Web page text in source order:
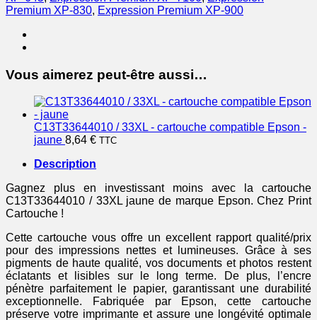
marque
Epson
-
jaune
Premium XP-830, Expression Premium XP-900
Vous aimerez peut-être aussi…
C13T33644010 / 33XL - cartouche compatible Epson -
jaune 8,64 € TTC
Description
Gagnez plus en investissant moins avec la cartouche
C13T33644010 / 33XL jaune de marque Epson. Chez Print
Cartouche !
Cette cartouche vous offre un excellent rapport qualité/prix
pour des impressions nettes et lumineuses. Grâce à ses
pigments de haute qualité, vos documents et photos restent
éclatants et lisibles sur le long terme. De plus, l’encre
pénètre parfaitement le papier, garantissant une durabilité
exceptionnelle. Fabriquée par Epson, cette cartouche
préserve votre imprimante et assure une longévité optimale